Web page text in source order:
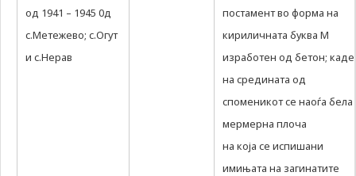
од 1941 – 1945 0д
с.Метежево; с.Огут
и с.Нерав
постамент во форма на
кириличната буква М
изработен од бетон; каде
на средината од
споменикот се наоѓа бела
мермерна плоча
на која се испишани
имињата на загинатите